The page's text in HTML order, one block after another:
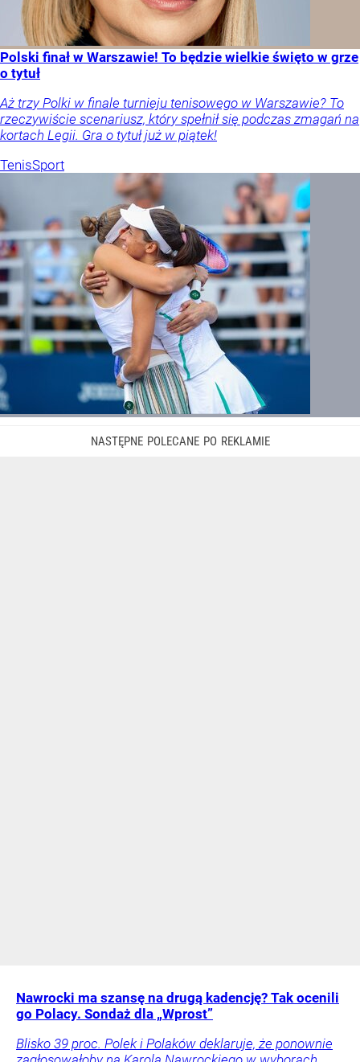
Polski finał w Warszawie! To będzie wielkie święto w grze
o tytuł
Aż trzy Polki w finale turnieju tenisowego w Warszawie? To
rzeczywiście scenariusz, który spełnił się podczas zmagań na
kortach Legii. Gra o tytuł już w piątek!
TenisSport
Nawrocki ma szansę na drugą kadencję? Tak ocenili
go Polacy. Sondaż dla „Wprost”
Blisko 39 proc. Polek i Polaków deklaruje, że ponownie